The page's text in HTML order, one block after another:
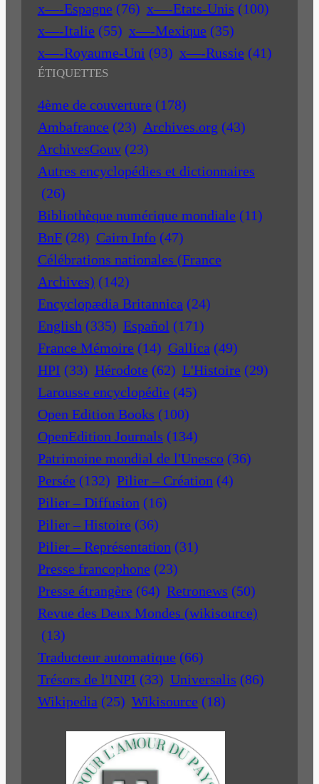
x—-Espagne (76) x—-Etats-Unis (100)
x—-Italie (55) x—-Mexique (35)
x—-Royaume-Uni (93) x—-Russie (41)
ÉTIQUETTES
4ème de couverture (178)
Ambafrance (23) Archives.org (43)
ArchivesGouv (23)
Autres encyclopédies et dictionnaires
(26)
Bibliothèque numérique mondiale (11)
BnF (28) Cairn Info (47)
Célébrations nationales (France
Archives) (142)
Encyclopædia Britannica (24)
English (335) Español (171)
France Mémoire (14) Gallica (49)
HPI (33) Hérodote (62) L'Histoire (29)
Larousse encyclopédie (45)
Open Edition Books (100)
OpenEdition Journals (134)
Patrimoine mondial de l'Unesco (36)
Persée (132) Pilier – Création (4)
Pilier – Diffusion (16)
Pilier – Histoire (36)
Pilier – Représentation (31)
Presse francophone (23)
Presse étrangère (64) Retronews (50)
Revue des Deux Mondes (wikisource)
(13)
Traducteur automatique (66)
Trésors de l'INPI (33) Universalis (86)
Wikipedia (25) Wikisource (18)